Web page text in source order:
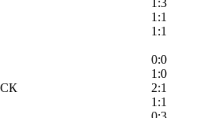
1:3
1:1
1:1
0:0
1:0
СК
2:1
1:1